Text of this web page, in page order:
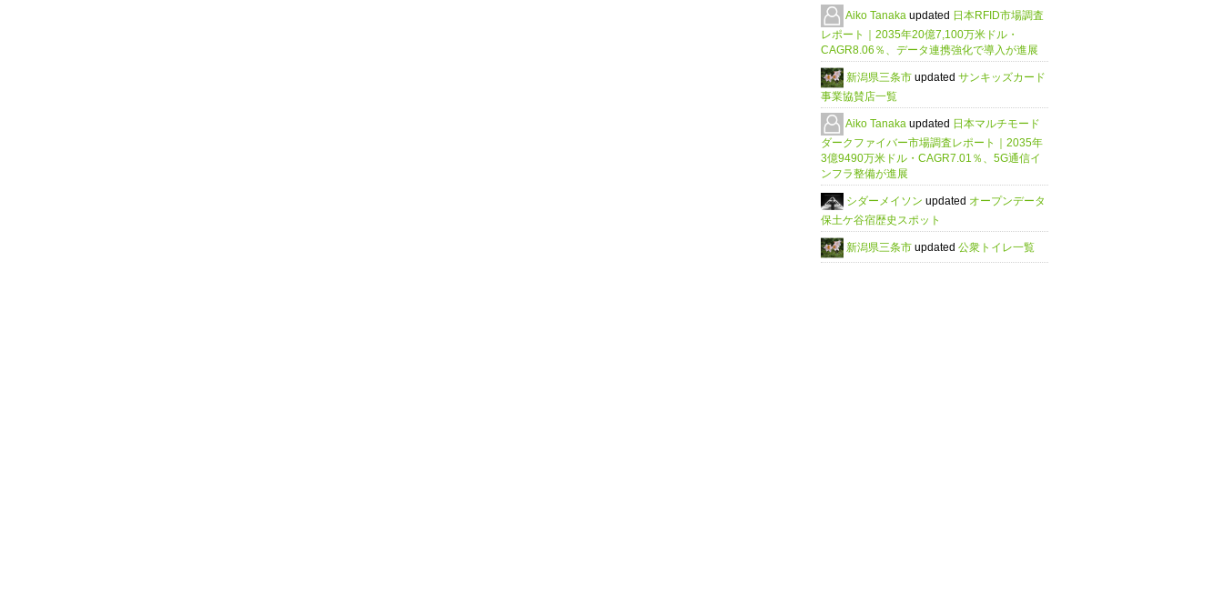
Aiko Tanaka updated 日本RFID市場調査
レポート｜2035年20億7,100万米ドル・
CAGR8.06％、データ連携強化で導入が進展
新潟県三条市 updated サンキッズカード
事業協賛店一覧
Aiko Tanaka updated 日本マルチモード
ダークファイバー市場調査レポート｜2035年
3億9490万米ドル・CAGR7.01％、5G通信イ
ンフラ整備が進展
シダーメイソン updated オープンデータ
保土ケ谷宿歴史スポット
新潟県三条市 updated 公衆トイレ一覧